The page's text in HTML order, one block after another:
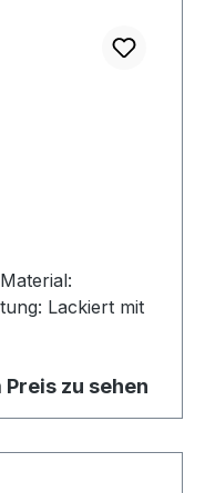
Lackiert mit
zu sehen